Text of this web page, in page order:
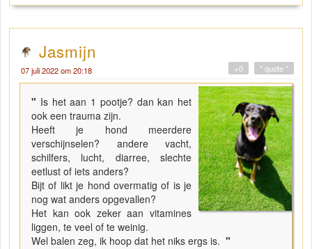
Jasmijn
07 juli 2022 om 20:18 " quote "
+0
" Is het aan 1 pootje? dan kan het
ook een trauma zijn.
Heeft je hond meerdere
verschijnselen? andere vacht,
schilfers, lucht, diarree, slechte
eetlust of iets anders?
Bijt of likt je hond overmatig of is je
nog wat anders opgevallen?
Het kan ook zeker aan vitamines
liggen, te veel of te weinig.
Wel balen zeg, ik hoop dat het niks ergs is. "